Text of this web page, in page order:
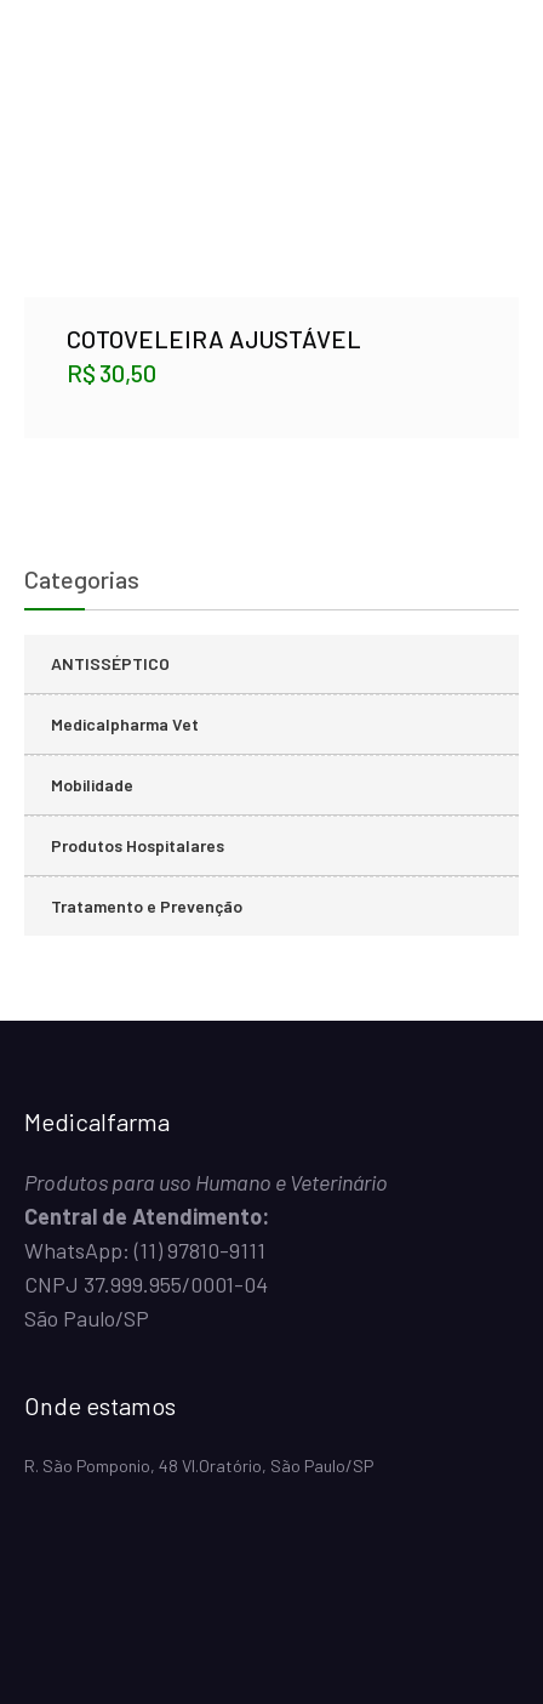
COTOVELEIRA AJUSTÁVEL
R$ 30,50
Categorias
ANTISSÉPTICO
Medicalpharma Vet
Mobilidade
Produtos Hospitalares
Tratamento e Prevenção
Medicalfarma
Produtos para uso Humano e Veterinário
Central de Atendimento:
WhatsApp:(11) 97810-9111
CNPJ 37.999.955/0001-04
São Paulo/SP
Onde estamos
R. São Pomponio, 48 Vl.Oratório, São Paulo/SP